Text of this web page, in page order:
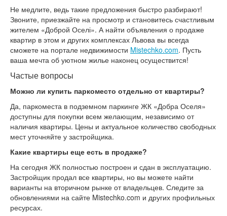
Не медлите, ведь такие предложения быстро разбирают!
Звоните, приезжайте на просмотр и становитесь счастливым
жителем «Доброй Оселі». А найти объявления о продаже
квартир в этом и других комплексах Львова вы всегда
сможете на портале недвижимости Mistechko.com. Пусть
ваша мечта об уютном жилье наконец осуществится!
Частые вопросы
Можно ли купить паркоместо отдельно от квартиры?
Да, паркоместа в подземном паркинге ЖК «Добра Оселя»
доступны для покупки всем желающим, независимо от
наличия квартиры. Цены и актуальное количество свободных
мест уточняйте у застройщика.
Какие квартиры еще есть в продаже?
На сегодня ЖК полностью построен и сдан в эксплуатацию.
Застройщик продал все квартиры, но вы можете найти
варианты на вторичном рынке от владельцев. Следите за
обновлениями на сайте Mistechko.com и других профильных
ресурсах.